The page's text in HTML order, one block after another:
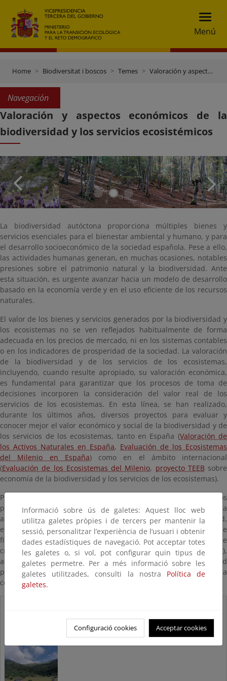
Menú
Home Biodiversitat i boscos Temes Valoración y aspectos económicos de la biodiversidad y los servicios ecosistémicos
Navegación
Valoración y aspectos económicos de la
biodiversidad y los servicios ecosistémicos
La biodiversidad autóctona proporciona múltiples bienes y
servicios esenciales para el bienestar ambiental y humano, y para
el desarrollo socioeconómico de la sociedad española. Pese a ello,
las actividades humanas generan, en muchas ocasiones, notables
presiones sobre el patrimonio natural y la biodiversidad. Ante
esta situación, es urgente avanzar hacia un modelo de desarrollo
basado en la economía verde y en el uso eficiente de los recursos
naturales.
El valor de los bienes y servicios generados por la biodiversidad y
los ecosistemas no se ven reflejados habitualmente de forma
adecuada en los precios de mercado, ni en los sistemas contables
o en los indicadores de prosperidad de la sociedad. La valoración
de la biodiversidad y de los servicios de los ecosistemas,
incluyendo, cuando resulte apropiado, su valoración económica,
es fundamental para garantizar que los procesos de toma de
decisiones incorporen la consideración del valor real de los
servicios de los ecosistemas. En esta línea, se han realizado,
durante los últimos años, diversos proyectos para evaluar y
conocer mejor el valor económico y social de la biodiversidad y de
los servicios de los ecosistemas, tanto en España (Valoración de
los Activos Naturales en España, Evaluación de los Ecosistemas
del Milenio en España) como en el ámbito internacional
(Evaluación de los Ecosistemas del Milenio, proyecto TEEBsobre
economía de la biodiversidad y los servicios de los ecosistemas).
Por otra parte, resulta fundamental movilizar los recursos
provenientes de todas las fuentes, públicas y privadas, para
alcanzar los objetivos de conservación de la biodiversidad,
estudiando y fomentando el desarrollo de nuevos mecanismos de
financiación. En este contexto, por ejemplo, los esquemas de
créditos de naturaleza (o créditos de biodiversidad),
adecuadamente diseñados, pueden constituir una oportunidad
para la generación de inversión y financiación privada para la
conservación y restauración de la naturaleza.
Informació sobre ús de galetes: Aquest lloc web
utilitza galetes pròpies i de tercers per mantenir la
sessió, personalitzar l’experiència de l’usuari i obtenir
dades estadístiques de navegació. Pot acceptar totes
les galetes o, si vol, pot configurar quin tipus de
galetes permetre. Per a més informació sobre les
galetes utilitzades, consulti la nostra Política de
galetes.
Configuració cookies Acceptar cookies